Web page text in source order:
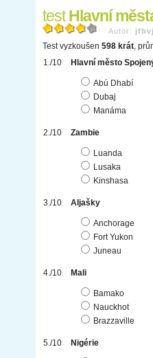
testHlavní
Autor:
Test vyzkoušen 598 krát,
Hlavní město
Abú Dhabí
Dubaj
Manáma
Zambie
Luanda
Lusaka
Kinshasa
Aljašky
Anchorage
Fort Yukon
Juneau
Mali
Bamako
Nauckhot
Brazzaville
Nigérie